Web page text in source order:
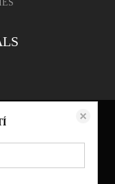
habilitar la funcionalitat
per defecte.